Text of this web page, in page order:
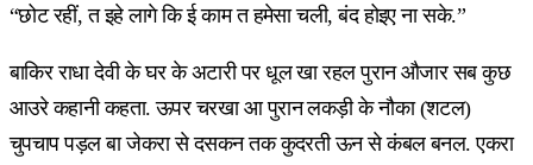
“छोट रहीं, त इहे लागे कि ई काम त हमेसा चली, बंद होइए ना सके.”
बाकिर राधा देवी के घर के अटारी पर धूल खा रहल पुरान औजार सब कुछ
आउरे कहानी कहता. ऊपर चरखा आ पुरान लकड़ी के नौका (शटल)
चुपचाप पड़ल बा जेकरा से दसकन तक कुदरती ऊन से कंबल बनल. एकरा